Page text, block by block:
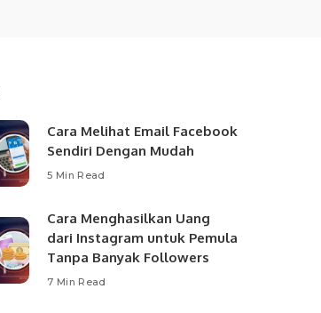
Cara Melihat Email Facebook
Sendiri Dengan Mudah
5 Min Read
Cara Menghasilkan Uang
dari Instagram untuk Pemula
Tanpa Banyak Followers
7 Min Read